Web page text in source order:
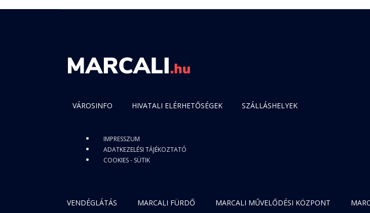
VÁROSINFO HIVATALI ELÉRHETŐSÉGEK SZÁLLÁSHELYEK
IMPRESSZUM
ADATKEZELÉSI TÁJÉKOZTATÓ
COOKIES - SÜTIK
VENDÉGLÁTÁS MARCALI FÜRDŐ MARCALI MŰVELŐDÉSI KÖZPONT